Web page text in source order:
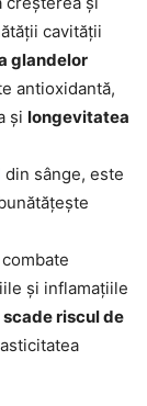
cavității
glandelor
antioxidantă,
și longevitatea
din sânge, este
și inflamațiile
scade riscul de